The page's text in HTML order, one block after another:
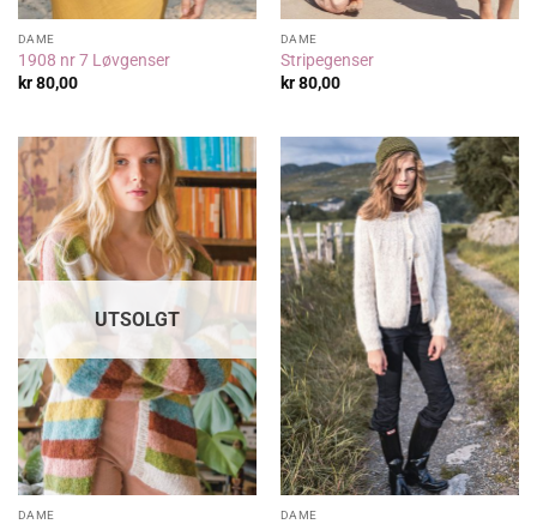
DAME
1908 nr 7 Løvgenser
kr80,00
DAME
Stripegenser
kr80,00
UTSOLGT
DAME DAME